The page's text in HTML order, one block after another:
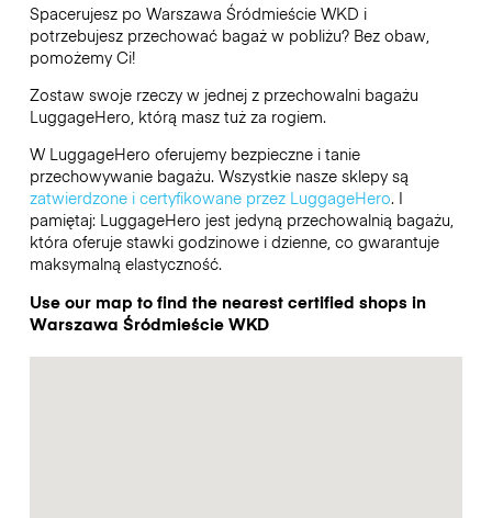
Spacerujesz po Warszawa Śródmieście WKD i
potrzebujesz przechować bagaż w pobliżu? Bez obaw,
pomożemy Ci!
Zostaw swoje rzeczy w jednej z przechowalni bagażu
LuggageHero, którą masz tuż za rogiem.
W LuggageHero oferujemy bezpieczne i tanie
przechowywanie bagażu. Wszystkie nasze sklepy są
zatwierdzone i certyfikowane przez LuggageHero. I
pamiętaj: LuggageHero jest jedyną przechowalnią bagażu,
która oferuje stawki godzinowe i dzienne, co gwarantuje
maksymalną elastyczność.
Use our map to find the nearest certified shops in
Warszawa Śródmieście WKD